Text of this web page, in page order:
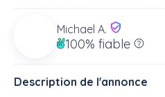
Michael A.
100% fiable
Description de l'annonce